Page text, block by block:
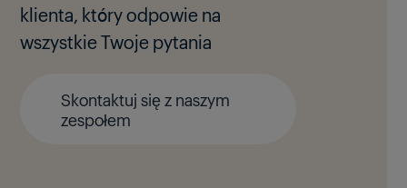
klienta, który odpowie na
wszystkie Twoje pytania
Skontaktuj się z naszym
zespołem